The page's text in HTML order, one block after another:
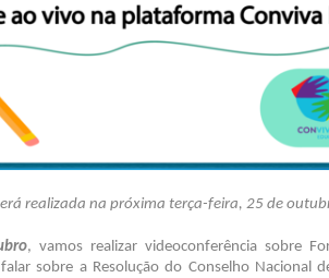
realizada na próxima terça-feira, 25 de
, vamos realizar videoconferência sobre
sobre a Resolução do Conselho Nacional